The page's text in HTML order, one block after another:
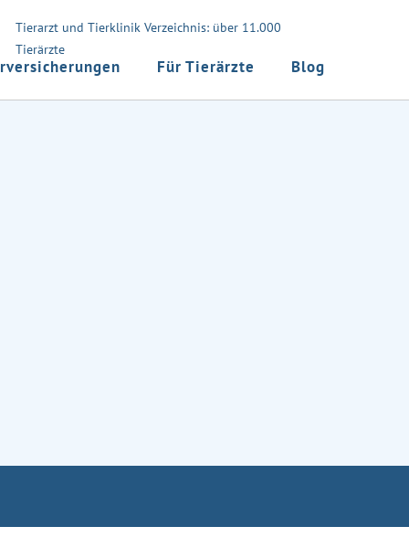
Tierarzt und Tierklinik Verzeichnis: über 11.000
Tierärzte
Für Tierärzte Blog